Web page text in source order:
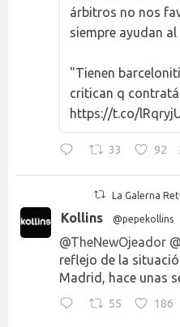
árbitros no nos
siempre ayudan
"Tienen
critican q
https://t.co/
33 92
La Galerna
Kollins @pepekollins
@TheNewOjeador
reflejo de la
Madrid, hace unas
55 186